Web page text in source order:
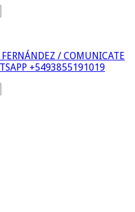
/ COMUNICATE
+5493855191019